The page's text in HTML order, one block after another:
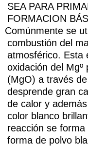
SEA PARA
FORMACION
Comúnmente se
combustión del
atmosférico. Esta
oxidación del
(MgO) a través
desprende gran
de calor y
color blanco
reacción se
forma de polvo